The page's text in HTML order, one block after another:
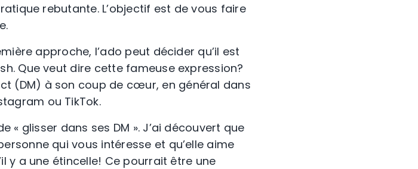
rebutante. L’objectif est de vous faire
approche, l’ado peut décider qu’il est
Que veut dire cette fameuse expression?
(DM) à son coup de cœur, en général dans
ou TikTok.
« glisser dans ses DM ». J’ai découvert que
qui vous intéresse et qu’elle aime
y a une étincelle! Ce pourrait être une